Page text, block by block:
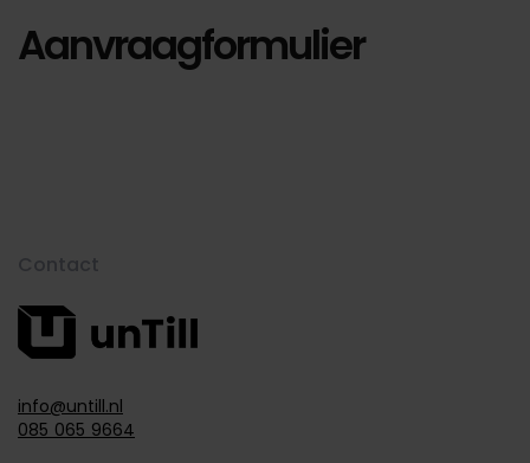
Aanvraagformulier
info@untill.nl
085 065 9664